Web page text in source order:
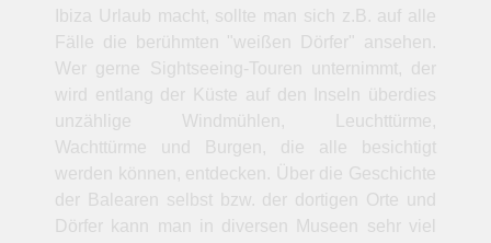
Ibiza Urlaub macht, sollte man sich z.B. auf alle
Fälle die berühmten "weißen Dörfer" ansehen.
Wer gerne Sightseeing-Touren unternimmt, der
wird entlang der Küste auf den Inseln überdies
unzählige Windmühlen, Leuchttürme,
Wachttürme und Burgen, die alle besichtigt
werden können, entdecken. Über die Geschichte
der Balearen selbst bzw. der dortigen Orte und
Dörfer kann man in diversen Museen sehr viel